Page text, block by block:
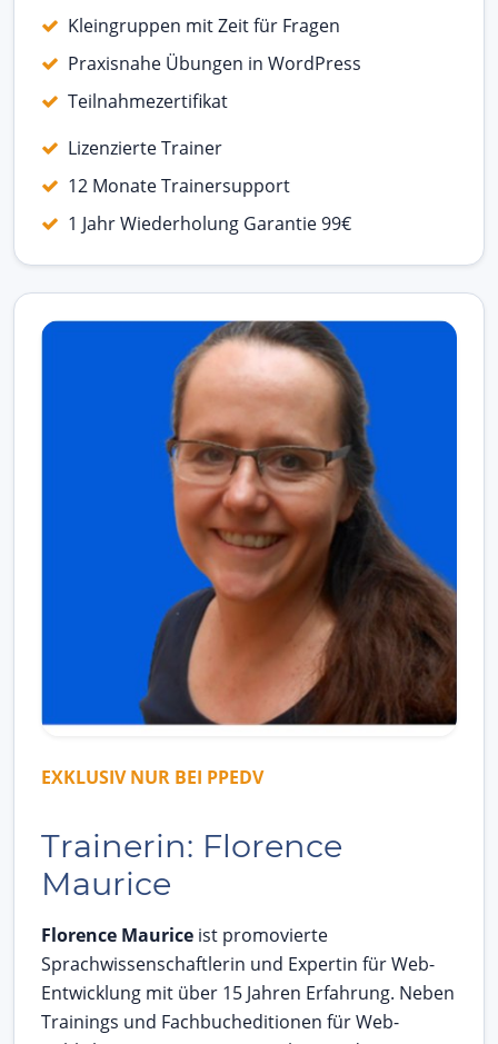
Kleingruppen mit Zeit für Fragen
Praxisnahe Übungen in WordPress
Teilnahmezertifikat
Lizenzierte Trainer
12 Monate Trainersupport
1 Jahr Wiederholung Garantie 99€
EXKLUSIV NUR BEI PPEDV
Trainerin: Florence
Maurice
Florence Maurice ist promovierte
Sprachwissenschaftlerin und Expertin für Web-
Entwicklung mit über 15 Jahren Erfahrung. Neben
Trainings und Fachbucheditionen für Web-